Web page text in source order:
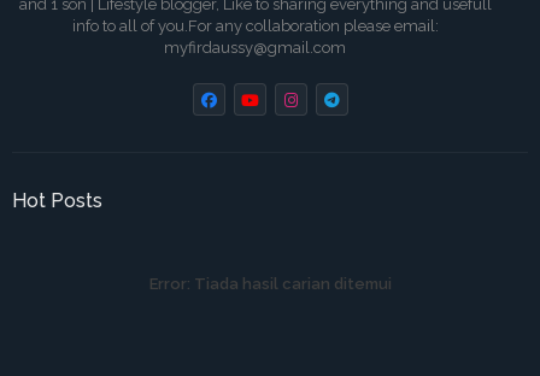
and 1 son | Lifestyle blogger, Like to sharing everything and usefull
info to all of you.For any collaboration please email:
myfirdaussy@gmail.com
Hot Posts
Error: Tiada hasil carian ditemui